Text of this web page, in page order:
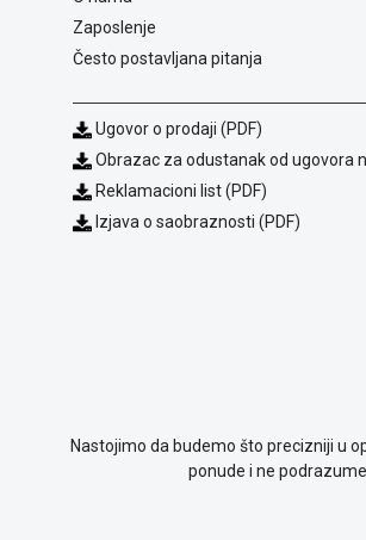
Zaposlenje
Često postavljana pitanja
Ugovor o prodaji (PDF)
Obrazac za odustanak od ugovora
Reklamacioni list (PDF)
Izjava o saobraznosti (PDF)
Nastojimo da budemo što precizniji u
ponude i ne